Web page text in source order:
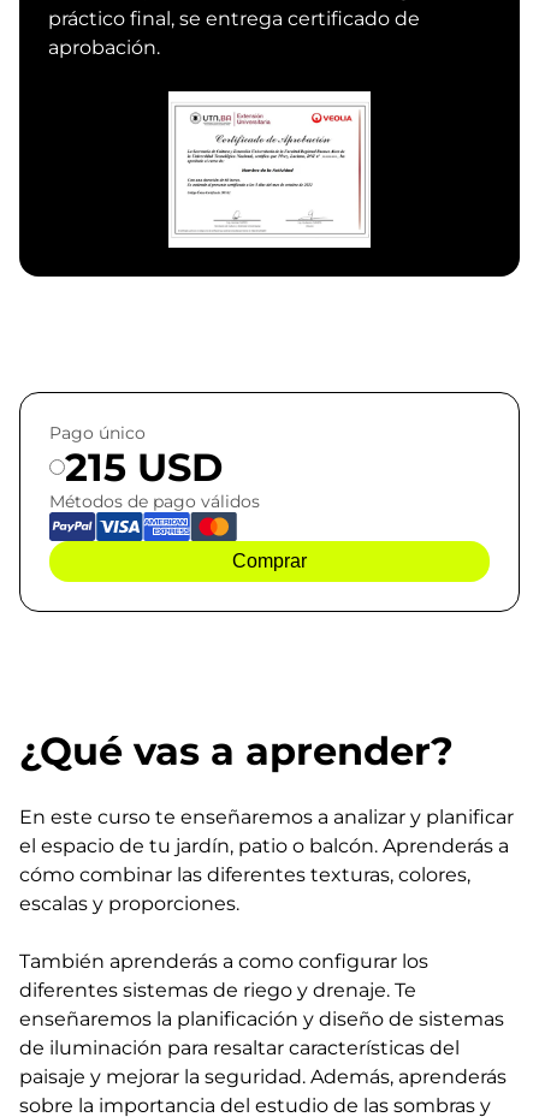
práctico final, se entrega certificado de
aprobación.
Pago único
215 USD
Métodos de pago válidos
Comprar
¿Qué vas a aprender?
En este curso te enseñaremos a analizar y planificar
el espacio de tu jardín, patio o balcón. Aprenderás a
cómo combinar las diferentes texturas, colores,
escalas y proporciones.
También aprenderás a como configurar los
diferentes sistemas de riego y drenaje. Te
enseñaremos la planificación y diseño de sistemas
de iluminación para resaltar características del
paisaje y mejorar la seguridad. Además, aprenderás
sobre la importancia del estudio de las sombras y